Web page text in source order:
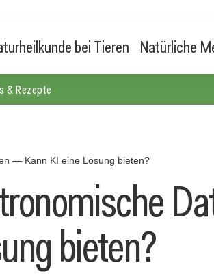
bei Tieren Natürliche
& Rezepte
— Kann KI eine Lösung bieten?
bieten?